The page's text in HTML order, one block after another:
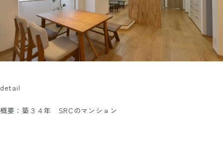
detail
概要：築３４年 SRCのマンション